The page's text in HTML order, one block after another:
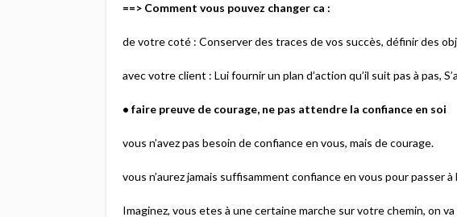
==> Comment vous pouvez changer ca :
de votre coté : Conserver des traces de vos succès, définir des
avec votre client : Lui fournir un plan d’action qu’il suit pas à pas,
• faire preuve de courage, ne pas attendre la confiance en soi
vous n’avez pas besoin de confiance en vous, mais de courage.
vous n’aurez jamais suffisamment confiance en vous pour passer à
Imaginez, vous etes à une certaine marche sur votre chemin, on